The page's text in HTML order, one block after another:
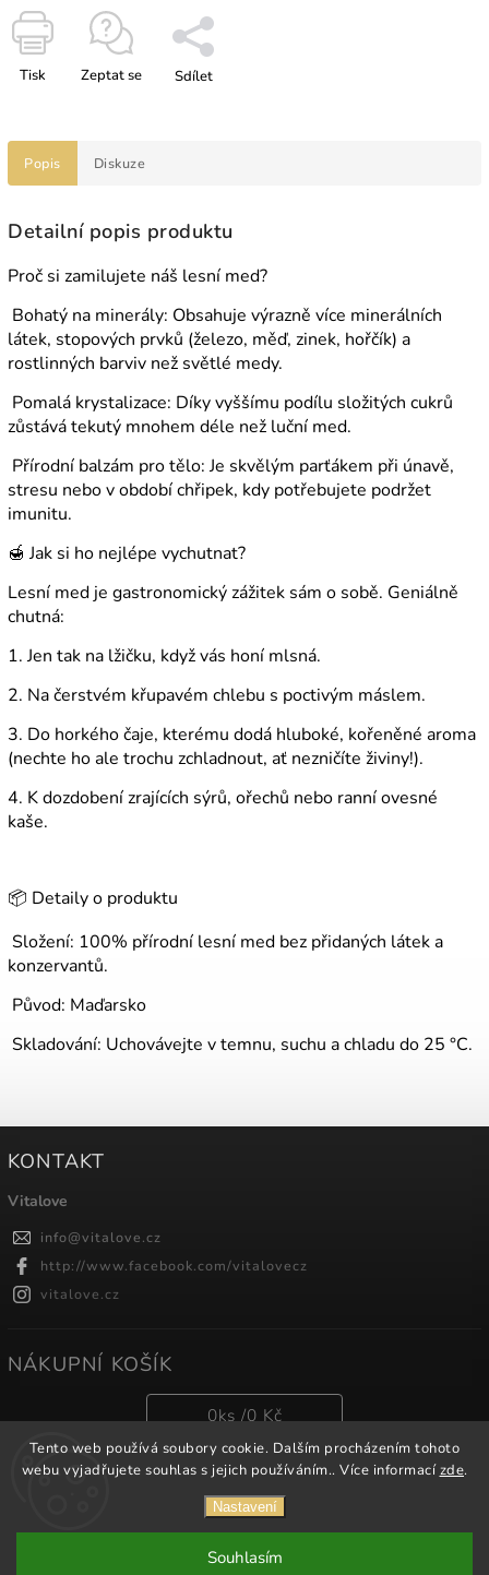
Tento web používá soubory cookie. Dalším procházením tohoto
webu vyjadřujete souhlas s jejich používáním.. Více informacízde.
Nastavení
Souhlasím
Tisk Zeptat se Sdílet
Popis Diskuze
Detailní popis produktu
Proč si zamilujete náš lesní med?
Bohatý na minerály: Obsahuje výrazně více minerálních
látek, stopových prvků (železo, měď, zinek, hořčík) a
rostlinných barviv než světlé medy.
Pomalá krystalizace: Díky vyššímu podílu složitých cukrů
zůstává tekutý mnohem déle než luční med.
Přírodní balzám pro tělo: Je skvělým parťákem při únavě,
stresu nebo v období chřipek, kdy potřebujete podržet
imunitu.
🍯 Jak si ho nejlépe vychutnat?
Lesní med je gastronomický zážitek sám o sobě. Geniálně
chutná:
1. Jen tak na lžičku, když vás honí mlsná.
2. Na čerstvém křupavém chlebu s poctivým máslem.
3. Do horkého čaje, kterému dodá hluboké, kořeněné aroma
(nechte ho ale trochu zchladnout, ať nezničíte živiny!).
4. K dozdobení zrajících sýrů, ořechů nebo ranní ovesné
kaše.
📦 Detaily o produktu
Složení: 100% přírodní lesní med bez přidaných látek a
konzervantů.
Původ: Maďarsko
Skladování: Uchovávejte v temnu, suchu a chladu do 25 °C.
KONTAKT
Vitalove
info@vitalove.cz
http://www.facebook.com/vitalovecz
vitalove.cz
NÁKUPNÍ KOŠÍK
0ks /0 Kč
Shoptet| Design